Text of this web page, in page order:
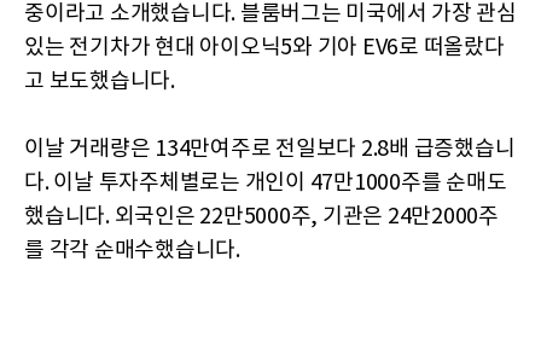
중이라고 소개했습니다. 블룸버그는 미국에서 가장 관심
있는 전기차가 현대 아이오닉5와 기아 EV6로 떠올랐다
고 보도했습니다.
이날 거래량은 134만여주로 전일보다 2.8배 급증했습니
다. 이날 투자주체별로는 개인이 47만1000주를 순매도
했습니다. 외국인은 22만5000주, 기관은 24만2000주
를 각각 순매수했습니다.